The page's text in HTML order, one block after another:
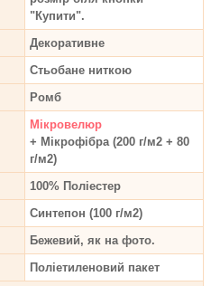
"Купити".
Декоративне
Стьобане ниткою
Ромб
Мікровелюр
+ Мікрофібра (200 г/м2 + 80
г/м2)
100% Поліестер
Синтепон (100 г/м2)
Бежевий, як на фото.
Поліетиленовий пакет